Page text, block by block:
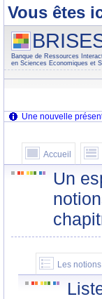
Vous êtes
Banque de Ressources
en Sciences Economiques et
Accueil
Un
Les notions